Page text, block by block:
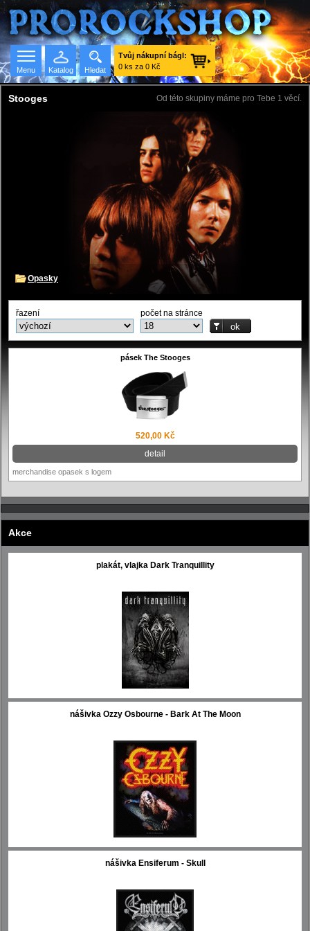
Hledat
Menu
Tvůj nákupní bágl:
0 ks za 0 Kč
Od této skupiny máme pro Tebe 1 věcí.
Stooges
Opasky
řazení počet na stránce
pásek The Stooges
520,00 Kč
detail
merchandise opasek s logem
Katalog
Akce
plakát, vlajka Dark Tranquillity
nášivka Ozzy Osbourne - Bark At The Moon
nášivka Ensiferum - Skull